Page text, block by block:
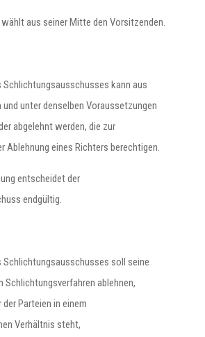
aus seiner Mitte den Vorsitzenden.
Schlichtungsausschusses kann aus
und unter denselben Voraussetzungen
abgelehnt werden, die zur
Ablehnung eines Richters berechtigen.
entscheidet der
endgültig.
Schlichtungsausschusses soll seine
Schlichtungsverfahren ablehnen,
Parteien in einem
Verhältnis steht,